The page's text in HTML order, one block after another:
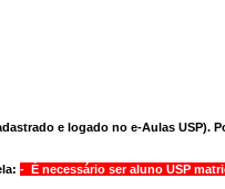
e logado no e-Aulas USP).
- É necessário ser aluno USP